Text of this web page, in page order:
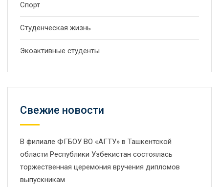
Спорт
Студенческая жизнь
Экоактивные студенты
Свежие новости
В филиале ФГБОУ ВО «АГТУ» в Ташкентской
области Республики Узбекистан состоялась
торжественная церемония вручения дипломов
выпускникам